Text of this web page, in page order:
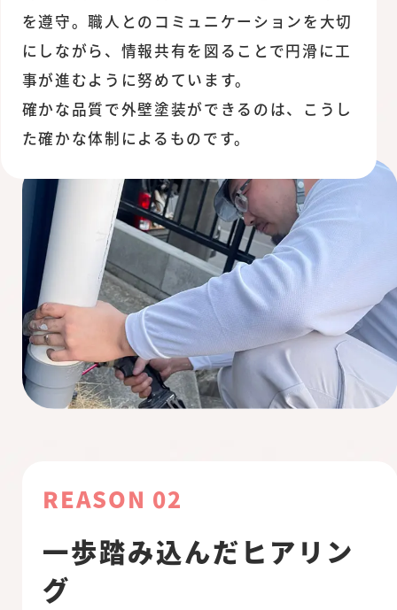
を遵守。職人とのコミュニケーションを大切
にしながら、情報共有を図ることで円滑に工
事が進むように努めています。
確かな品質で外壁塗装ができるのは、こうし
た確かな体制によるものです。
REASON 02
一歩踏み込んだヒアリン
グ